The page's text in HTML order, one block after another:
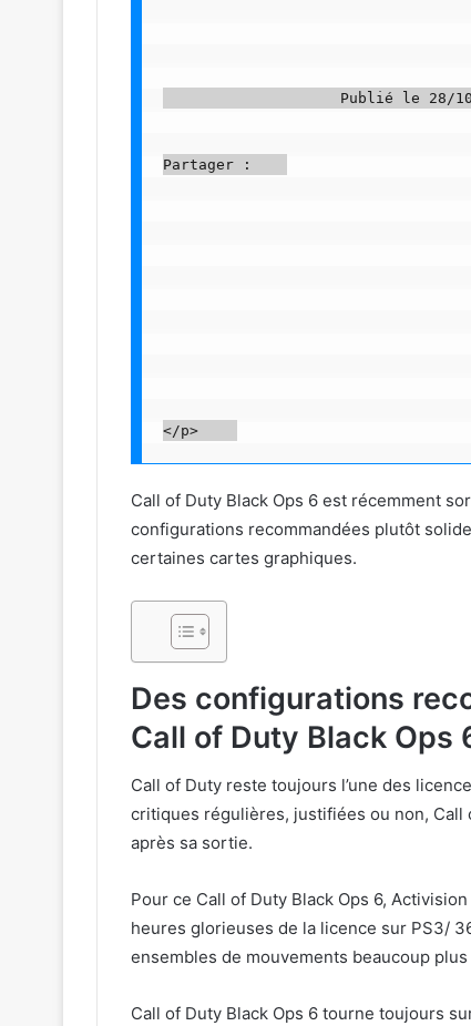
Publié le
Partager :
Call of Duty Black Ops 6 est récemment
configurations recommandées plutôt
certaines cartes graphiques.
Des configurations
Call of Duty Black Ops
Call of Duty reste toujours l’une des
critiques régulières, justifiées ou non,
après sa sortie.
Pour ce Call of Duty Black Ops 6,
heures glorieuses de la licence sur PS3/
ensembles de mouvements beaucoup
Call of Duty Black Ops 6 tourne toujours